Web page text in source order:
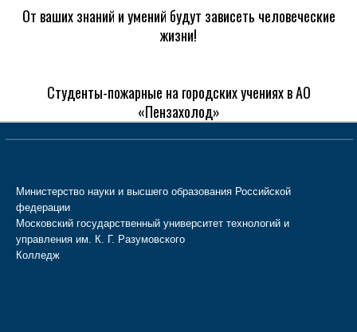
От ваших знаний и умений будут зависеть человеческие
жизни!
Студенты-пожарные на городских учениях в АО
«Пензахолод»
Министерство науки и высшего образования Российской
федерации
Московский государственный университет технологий и
управления им. К. Г. Разумовского
Колледж